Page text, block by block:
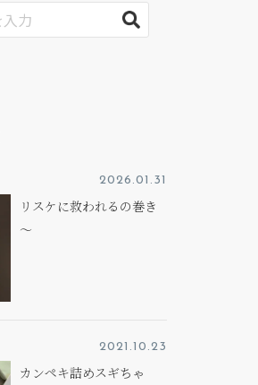
2026.01.31
リスケに救われるの巻き
～
2021.10.23
カンペキ詰めスギちゃ